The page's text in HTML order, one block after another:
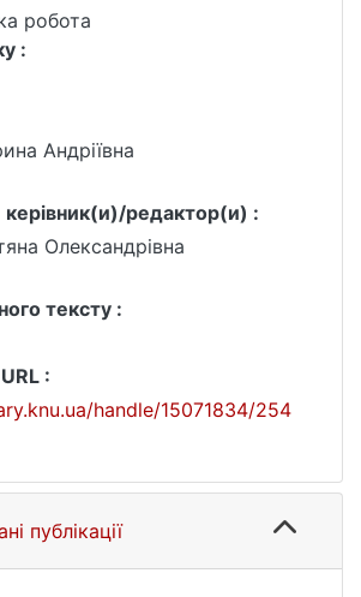
робота
:
Андріївна
керівник(и)/редактор(и) :
Олександрівна
тексту :
:
handle/15071834/254
публікації